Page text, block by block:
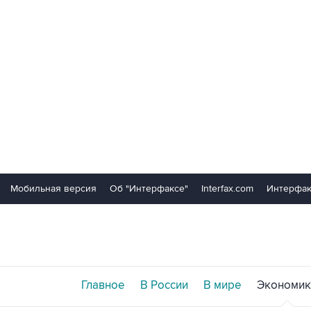
Мобильная версия Об "Интерфаксе" Interfax.com
Главное В России В мире